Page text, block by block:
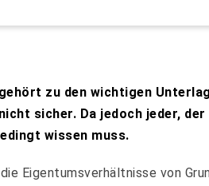
zu den wichtigen
sicher. Da jedoch jeder,
wissen muss.
Eigentumsverhältnisse von